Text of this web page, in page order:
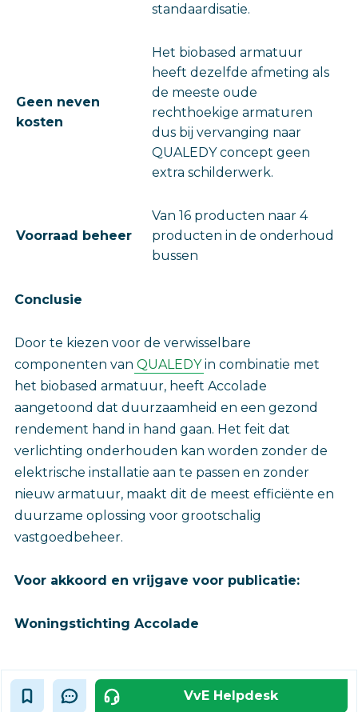
standaardisatie.
Geen neven
kosten
Het biobased armatuur
heeft dezelfde afmeting als
de meeste oude
rechthoekige armaturen
dus bij vervanging naar
QUALEDY concept geen
extra schilderwerk.
Voorraad beheer
Van 16 producten naar 4
producten in de onderhoud
bussen
Conclusie
Door te kiezen voor de verwisselbare
componenten van QUALEDYin combinatie met
het biobased armatuur, heeft Accolade
aangetoond dat duurzaamheid en een gezond
rendement hand in hand gaan. Het feit dat
verlichting onderhouden kan worden zonder de
elektrische installatie aan te passen en zonder
nieuw armatuur, maakt dit de meest efficiënte en
duurzame oplossing voor grootschalig
vastgoedbeheer.
Voor akkoord en vrijgave voor publicatie:
Woningstichting Accolade
VvE Helpdesk